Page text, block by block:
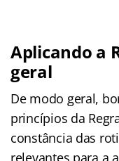
Aplicando a
geral
De modo geral,
princípios da
constância das